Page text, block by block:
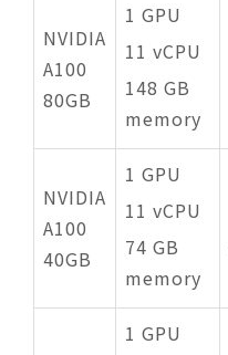
NVIDIA
A100
80GB
1 GPU
11 vCPU
148 GB
memory
NVIDIA
A100
40GB
1 GPU
11 vCPU
74 GB
memory
1 GPU